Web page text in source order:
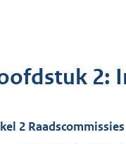
2:
2 Raadscommissies